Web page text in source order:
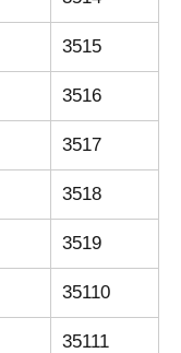
3515
3516
3517
3518
3519
35110
35111